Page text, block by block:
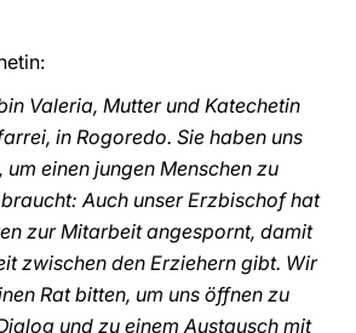
Valeria, Mutter und Katechetin
in Rogoredo. Sie haben uns
einen jungen Menschen zu
Auch unser Erzbischof hat
zur Mitarbeit angespornt, damit
zwischen den Erziehern gibt. Wir
Rat bitten, um uns öffnen zu
und zu einem Austausch mit